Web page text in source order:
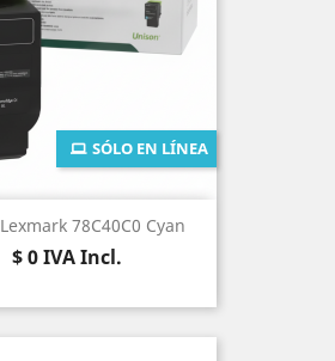
78C40C0 Cyan
Precio
$ 0IVA Incl.
SÓLO EN LÍNEA